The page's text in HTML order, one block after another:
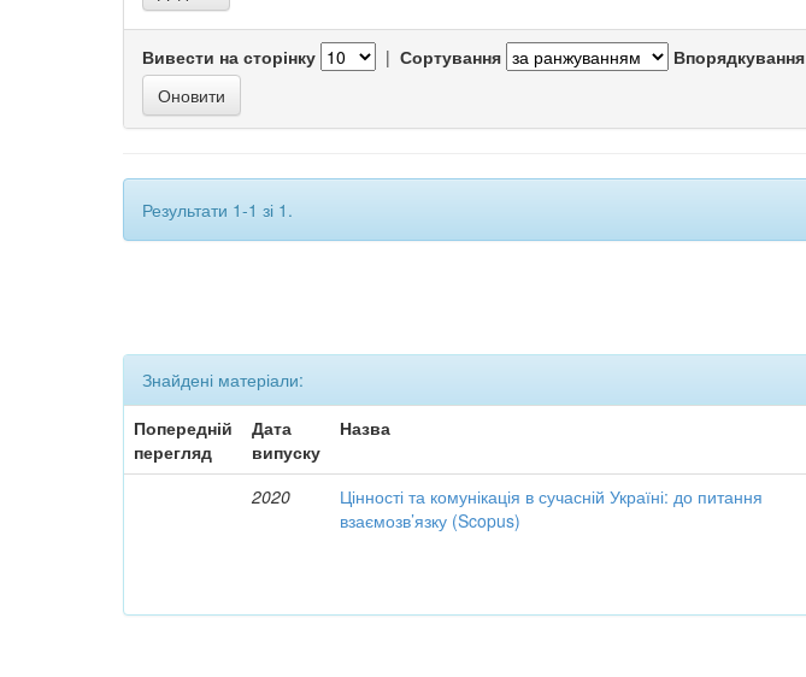
Вивести на сторінку | Сортування Впорядкування
Результати 1-1 зі 1.
Знайдені матеріали:
Попередній
перегляд
Дата
випуску
Назва
2020
Цінності та комунікація в сучасній Україні: до питання
взаємозв’язку (Scopus)